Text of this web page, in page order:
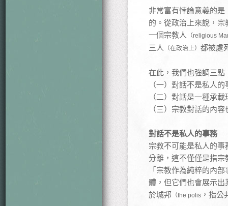
非常富有悖論意義的
的。從政治上來說，
一個宗教人
（religious
三人 （在政治上） 都被處
在此，我們也強調三點
（一）對話不是私人的
（二）對話是一種承
（三）宗教對話的內
對話不是私人的事務
宗教不可能是私人的
分離，這不僅僅是指
「宗教作為純粹的內
體，但它們也會展示
於城邦 （the polis ，指公